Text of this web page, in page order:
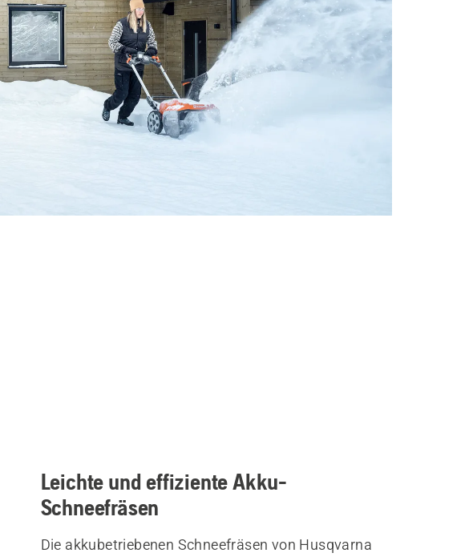
Leichte und effiziente Akku-
Schneefräsen
Die akkubetriebenen Schneefräsen von Husqvarna